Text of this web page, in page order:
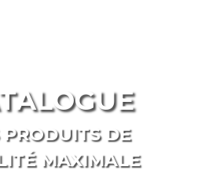
PRODUITS DE
MAXIMALE